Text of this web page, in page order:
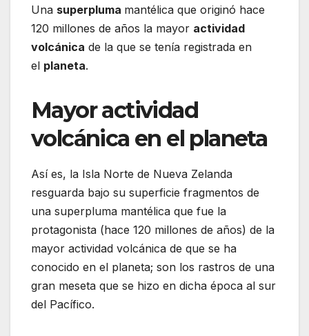
Una superpluma mantélica que originó hace
120 millones de años la mayor actividad
volcánica de la que se tenía registrada en
el planeta.
Mayor actividad
volcánica en el planeta
Así es, la Isla Norte de Nueva Zelanda
resguarda bajo su superficie fragmentos de
una superpluma mantélica que fue la
protagonista (hace 120 millones de años) de la
mayor actividad volcánica de que se ha
conocido en el planeta; son los rastros de una
gran meseta que se hizo en dicha época al sur
del Pacífico.